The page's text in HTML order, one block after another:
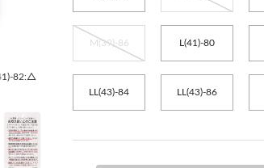
82:△
M(39)-86 L(41)-80
LL(43)-84 LL(43)-86